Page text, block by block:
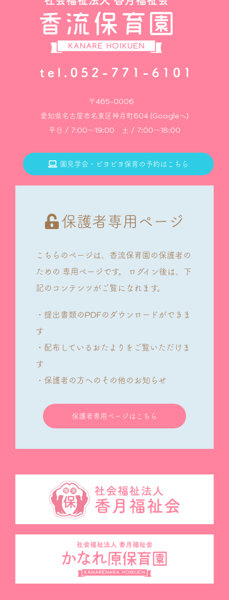
〒465-0006
愛知県名古屋市名東区神月町604 (Googleへ)
平日 / 7:00～19:00 土 / 7:00～18:00
園見学会・ピヨピヨ保育の予約はこちら
保護者専用ページ
こちらのページは、香流保育園の保護者の
ための 専用ページです。
ログイン後は、下
記のコンテンツがご覧になれます。
・提出書類のPDFのダウンロードができま
す
・配布しているおたよりをご覧いただけま
す
・保護者の方へのその他のお知らせ
保護者専用ページはこちら